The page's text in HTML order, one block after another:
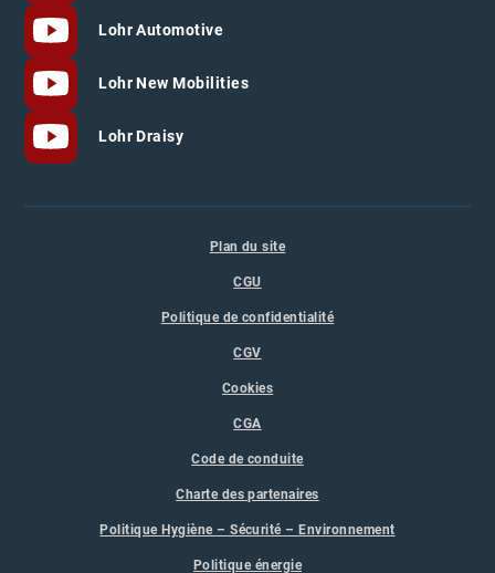
Lohr Automotive
Lohr New Mobilities
Lohr Draisy
Plan du site
CGU
Politique de confidentialité
CGV
Cookies
CGA
Code de conduite
Charte des partenaires
Politique Hygiène – Sécurité – Environnement
Politique énergie